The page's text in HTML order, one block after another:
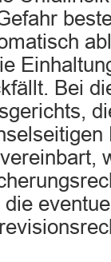
Bei